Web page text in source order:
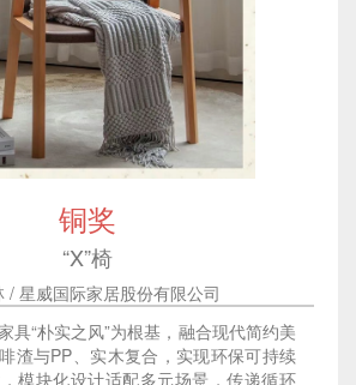
铜奖
“X”椅
/ 星威国际家居股份有限公司
具“朴实之风”为根基，融合现代简约美
渣与PP、实木复合，实现环保可持续
模块化设计适配多元场景，传递循环